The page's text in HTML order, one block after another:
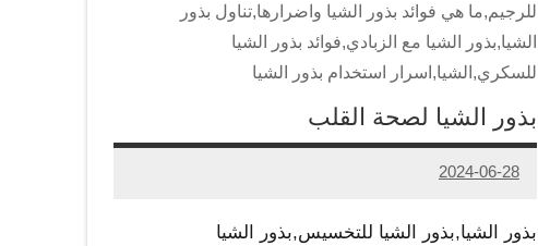
للرجيم,ما هي فوائد بذور الشيا واضرارها,تناول بذور
الشيا,بذور الشيا مع الزبادي,فوائد بذور الشيا
للسكري,الشيا,اسرار استخدام بذور الشيا
بذور الشيا لصحة القلب
2024-06-28
Admin
بذور الشيا,بذور الشيا للتخسيس,بذور الشيا